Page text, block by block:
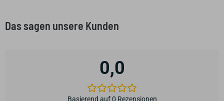
Das sagen unsere Kunden
0,0
Basierend auf 0 Rezensionen